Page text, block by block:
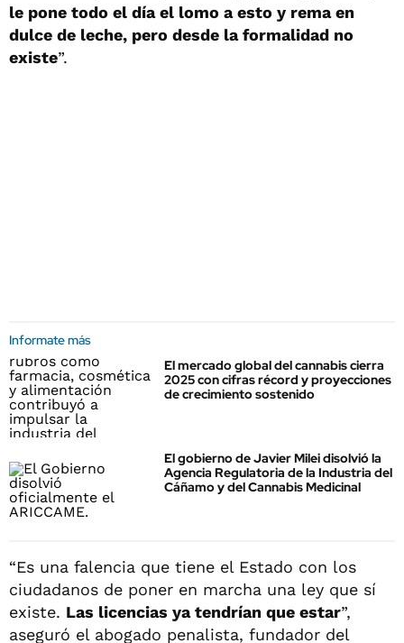
le pone todo el día el lomo a esto y rema en
dulce de leche, pero desde la formalidad no
existe”.
Informate más
El mercado global del cannabis cierra
2025 con cifras récord y proyecciones
de crecimiento sostenido
El gobierno de Javier Milei disolvió la
Agencia Regulatoria de la Industria del
Cáñamo y del Cannabis Medicinal
“Es una falencia que tiene el Estado con los
ciudadanos de poner en marcha una ley que sí
existe. Las licencias ya tendrían que estar”,
aseguró el abogado penalista, fundador del